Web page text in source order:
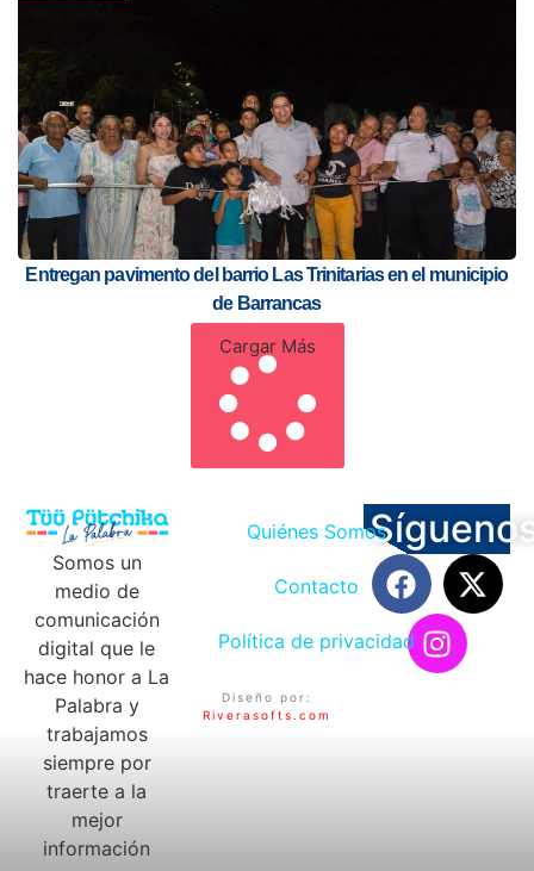
Entregan pavimento del barrio Las Trinitarias en el municipio
de Barrancas
Cargar Más
Somos un
medio de
comunicación
digital que le
hace honor a La
Palabra y
trabajamos
siempre por
traerte a la
mejor
información
Quiénes Somos
Contacto
Política de privacidad
Diseño por:
Riverasofts.com